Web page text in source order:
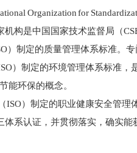
Organization for
构是中国国家技术监督局（
）制定的质量管理体系标准。
）制定的环境管理体系标准
能环保的概念。
ISO）制定的职业健康安全管
系认证，并贯彻落实，确实能